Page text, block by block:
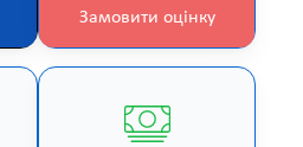
Замовити оцінку